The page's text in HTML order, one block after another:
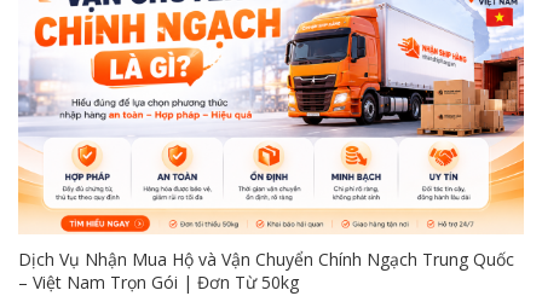
Dịch Vụ Nhận Mua Hộ và Vận Chuyển Chính Ngạch Trung Quốc
– Việt Nam Trọn Gói | Đơn Từ 50kg